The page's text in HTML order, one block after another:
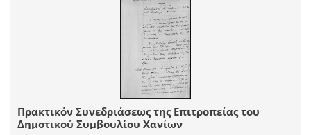
Πρακτικόν Συνεδριάσεως της Επιτροπείας του
Δημοτικού Συμβουλίου Χανίων